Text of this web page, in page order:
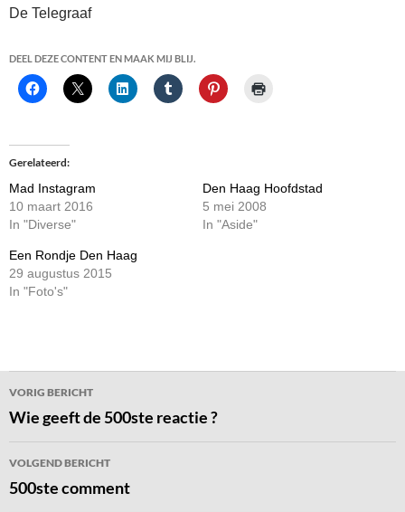
De Telegraaf
DEEL DEZE CONTENT EN MAAK MIJ BLIJ.
Gerelateerd
Mad Instagram
10 maart 2016
In "Diverse"
Den Haag Hoofdstad
5 mei 2008
In "Aside"
Een Rondje Den Haag
29 augustus 2015
In "Foto's"
Bericht
navigatie
VORIG BERICHT
Wie geeft de 500ste reactie ?
VOLGEND BERICHT
500ste comment